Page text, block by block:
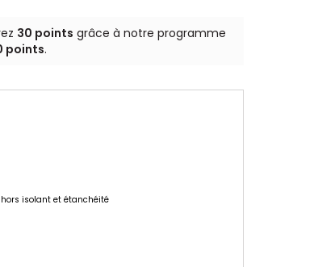
30 points grâce à notre programme
points.
isolant et étanchéité